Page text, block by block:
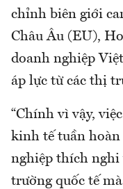
chỉnh biên giới
Châu Âu (EU),
doanh nghiệp
áp lực từ các thị
“Chính vì vậy,
kinh tế tuần
nghiệp thích nghi
trường quốc tế